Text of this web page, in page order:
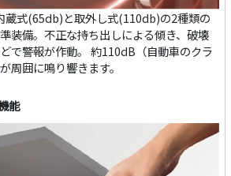
蔵式(65db)と取外し式(110db)の2種類の
装備。不正な持ち出しによる傾き、破壊
で警報が作動。 約110dB（自動車のクラ
周囲に鳴り響きます。
能